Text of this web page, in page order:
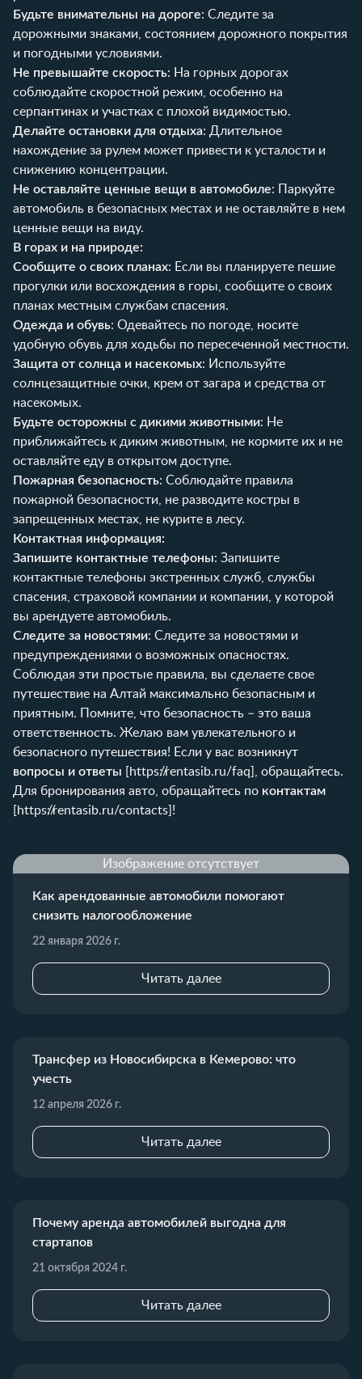
Будьте внимательны на дороге: Следите за
дорожными знаками, состоянием дорожного покрытия
и погодными условиями.
Не превышайте скорость: На горных дорогах
соблюдайте скоростной режим, особенно на
серпантинах и участках с плохой видимостью.
Делайте остановки для отдыха: Длительное
нахождение за рулем может привести к усталости и
снижению концентрации.
Не оставляйте ценные вещи в автомобиле: Паркуйте
автомобиль в безопасных местах и не оставляйте в нем
ценные вещи на виду.
В горах и на природе:
Сообщите о своих планах: Если вы планируете пешие
прогулки или восхождения в горы, сообщите о своих
планах местным службам спасения.
Одежда и обувь: Одевайтесь по погоде, носите
удобную обувь для ходьбы по пересеченной местности.
Защита от солнца и насекомых: Используйте
солнцезащитные очки, крем от загара и средства от
насекомых.
Будьте осторожны с дикими животными: Не
приближайтесь к диким животным, не кормите их и не
оставляйте еду в открытом доступе.
Пожарная безопасность: Соблюдайте правила
пожарной безопасности, не разводите костры в
запрещенных местах, не курите в лесу.
Контактная информация:
Запишите контактные телефоны: Запишите
контактные телефоны экстренных служб, службы
спасения, страховой компании и компании, у которой
вы арендуете автомобиль.
Следите за новостями: Следите за новостями и
предупреждениями о возможных опасностях.
Соблюдая эти простые правила, вы сделаете свое
путешествие на Алтай максимально безопасным и
приятным. Помните, что безопасность – это ваша
ответственность. Желаю вам увлекательного и
безопасного путешествия! Если у вас возникнут
вопросы и ответы
https://rentasib.ru/faq ], обращайтесь.
Для бронирования авто, обращайтесь по контактам
https://rentasib.ru/contacts ]!
Изображение отсутствует
Как арендованные автомобили помогают
снизить налогообложение
22 января 2026 г.
Читать далее
Трансфер из Новосибирска в Кемерово: что
учесть
12 апреля 2026 г.
Читать далее
Почему аренда автомобилей выгодна для
стартапов
21 октября 2024 г.
Читать далее